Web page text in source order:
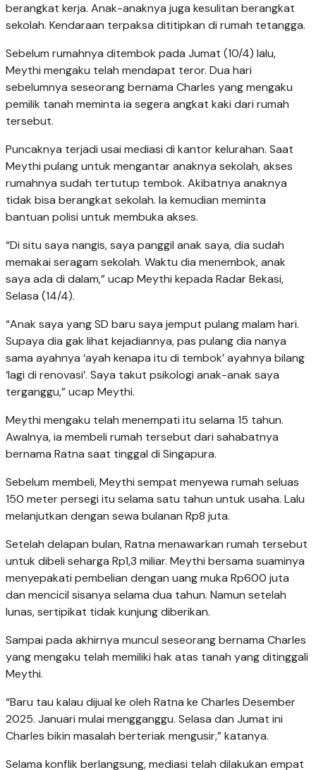
berangkat kerja. Anak-anaknya juga kesulitan berangkat
sekolah. Kendaraan terpaksa dititipkan di rumah tetangga.
Sebelum rumahnya ditembok pada Jumat (10/4) lalu,
Meythi mengaku telah mendapat teror. Dua hari
sebelumnya seseorang bernama Charles yang mengaku
pemilik tanah meminta ia segera angkat kaki dari rumah
tersebut.
Puncaknya terjadi usai mediasi di kantor kelurahan. Saat
Meythi pulang untuk mengantar anaknya sekolah, akses
rumahnya sudah tertutup tembok. Akibatnya anaknya
tidak bisa berangkat sekolah. Ia kemudian meminta
bantuan polisi untuk membuka akses.
“Di situ saya nangis, saya panggil anak saya, dia sudah
memakai seragam sekolah. Waktu dia menembok, anak
saya ada di dalam,” ucap Meythi kepada Radar Bekasi,
Selasa (14/4).
“Anak saya yang SD baru saya jemput pulang malam hari.
Supaya dia gak lihat kejadiannya, pas pulang dia nanya
sama ayahnya ‘ayah kenapa itu di tembok’ ayahnya bilang
‘lagi di renovasi’. Saya takut psikologi anak-anak saya
terganggu,” ucap Meythi.
Meythi mengaku telah menempati itu selama 15 tahun.
Awalnya, ia membeli rumah tersebut dari sahabatnya
bernama Ratna saat tinggal di Singapura.
Sebelum membeli, Meythi sempat menyewa rumah seluas
150 meter persegi itu selama satu tahun untuk usaha. Lalu
melanjutkan dengan sewa bulanan Rp8 juta.
Setelah delapan bulan, Ratna menawarkan rumah tersebut
untuk dibeli seharga Rp1,3 miliar. Meythi bersama suaminya
menyepakati pembelian dengan uang muka Rp600 juta
dan mencicil sisanya selama dua tahun. Namun setelah
lunas, sertipikat tidak kunjung diberikan.
Sampai pada akhirnya muncul seseorang bernama Charles
yang mengaku telah memiliki hak atas tanah yang ditinggali
Meythi.
“Baru tau kalau dijual ke oleh Ratna ke Charles Desember
2025. Januari mulai mengganggu. Selasa dan Jumat ini
Charles bikin masalah berteriak mengusir,” katanya.
Selama konflik berlangsung, mediasi telah dilakukan empat